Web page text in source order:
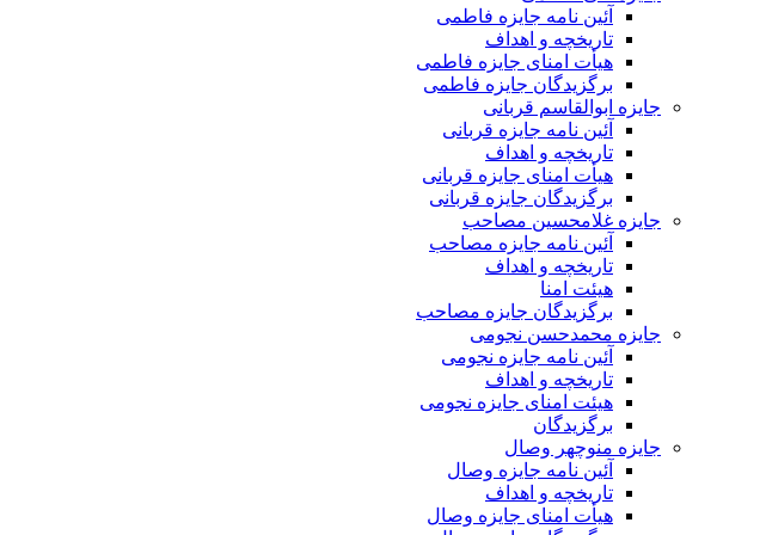
آئین نامه جایزه فاطمی
تاریخچه و اهداف
هیأت امنای جایزه فاطمی
برگزیدگان جایزه فاطمی
جایزه ابوالقاسم قربانی
آئین نامه جایزه قربانی
تاریخچه و اهداف
هیأت امنای جایزه قربانی
برگزیدگان جایزه قربانی
جایزه غلامحسین مصاحب
آئین نامه جایزه مصاحب
تاریخچه و اهداف
هیئت امنا
برگزیدگان جایزه مصاحب
جایزه محمدحسن نجومی
آئین نامه جایزه نجومی
تاریخچه و اهداف
هیئت امنای جایزه نجومی
برگزیدگان
جایزه منوچهر وصال
آئین نامه جایزه وصال
تاریخچه و اهداف
هیأت امنای جایزه وصال